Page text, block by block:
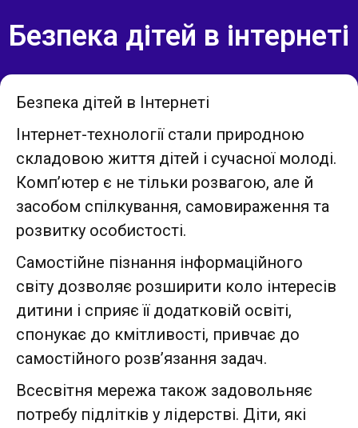
Безпека дітей в інтернеті
Безпека дітей в Інтернеті
Інтернет-технології стали природною
складовою життя дітей і сучасної молоді.
Комп’ютер є не тільки розвагою, але й
засобом спілкування, самовираження та
розвитку особистості.
Самостійне пізнання інформаційного
світу дозволяє розширити коло інтересів
дитини і сприяє її додатковій освіті,
спонукає до кмітливості, привчає до
самостійного розв’язання задач.
Всесвітня мережа також задовольняє
потребу підлітків у лідерстві. Діти, які